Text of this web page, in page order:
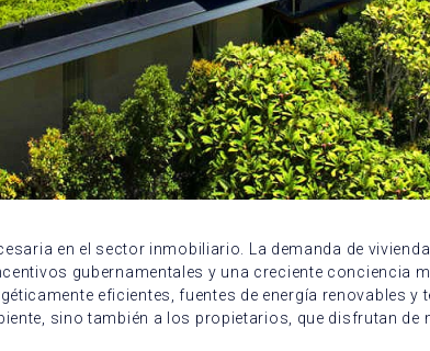
en el sector inmobiliario. La demanda de
gubernamentales y una creciente conciencia
eficientes, fuentes de energía renovables y
sino también a los propietarios, que disfrutan de